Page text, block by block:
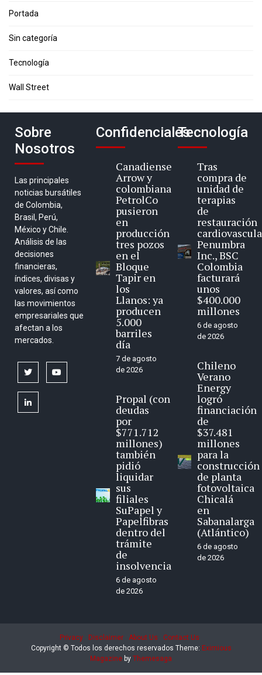
Portada
Sin categoría
Tecnología
Wall Street
Sobre
Nosotros
Las principales
noticias bursátiles
de Colombia,
Brasil, Perú,
México y Chile.
Análisis de las
decisiones
financieras,
índices, divisas y
valores, así como
las movimientos
empresariales que
afectan a los
mercados.
twitter
linkedin
Confidenciales
Canadiense
Arrow y
colombiana
PetrolCo
pusieron
en
producción
tres pozos
en el
Bloque
Tapir en
los
Llanos: ya
producen
5.000
barriles
día
7 de agosto
de 2026
Propal (con
deudas
por
$771.712
millones)
también
pidió
liquidar
sus
filiales
SuPapel y
Papelfibras
dentro del
trámite
de
insolvencia
6 de agosto
de 2026
Tecnología
Tras
compra de
unidad de
terapias
de
restauración
Penumbra
Inc., BSC
Colombia
facturará
unos
$400.000
millones
6 de agosto
de 2026
Chileno
Verano
Energy
logró
financiación
de
$37.481
millones
para la
construcción
de planta
fotovoltaica
Chicalá
en
Sabanalarga
(Atlántico)
6 de agosto
de 2026
Privacy Disclaimer About Us
Contact Us
Copyright © Todos los derechos reservados Theme: Eximious
Magazine by Themesaga